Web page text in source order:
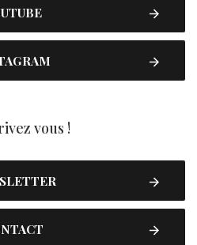
vous !